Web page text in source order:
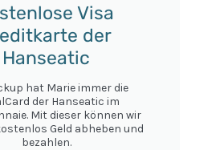
Visa
der
Hanseatic
hat Marie immer die
der Hanseatic im
Mit dieser können wir
Geld abheben und
bezahlen.